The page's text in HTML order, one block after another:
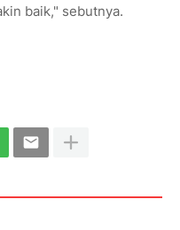
baik," sebutnya.